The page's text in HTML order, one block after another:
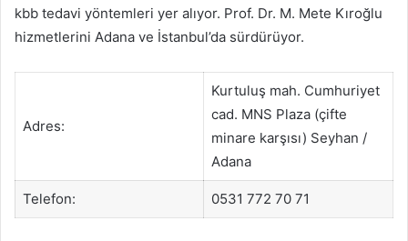
kbb tedavi yöntemleri yer alıyor. Prof. Dr. M. Mete Kıroğlu
hizmetlerini Adana ve İstanbul’da sürdürüyor.
Adres:
Kurtuluş mah. Cumhuriyet
cad. MNS Plaza (çifte
minare karşısı) Seyhan /
Adana
Telefon: 0531 772 70 71